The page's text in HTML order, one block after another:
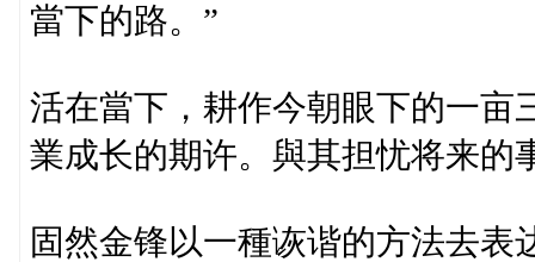
當下的路。”
活在當下，耕作今朝眼下的一亩
業成长的期许。與其担忧将来的
固然金锋以一種诙谐的方法去